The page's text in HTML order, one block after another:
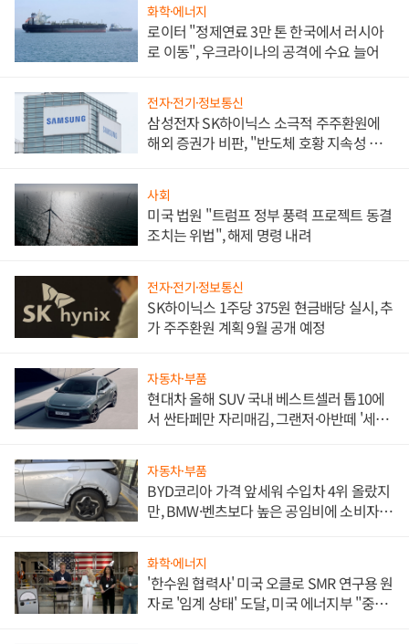
화학·에너지
로이터 "정제연료 3만 톤 한국에서 러시아
로 이동", 우크라이나의 공격에 수요 늘어
전자·전기·정보통신
삼성전자 SK하이닉스 소극적 주주환원에
해외 증권가 비판, "반도체 호황 지속성 의
사회
미국 법원 "트럼프 정부 풍력 프로젝트 동결
조치는 위법", 해제 명령 내려
전자·전기·정보통신
SK하이닉스 1주당 375원 현금배당 실시, 추
가 주주환원 계획 9월 공개 예정
자동차·부품
현대차 올해 SUV 국내 베스트셀러 톱10에
서 싼타페만 자리매김, 그랜저·아반떼 '세단
자동차·부품
BYD코리아 가격 앞세워 수입차 4위 올랐지
만, BMW·벤츠보다 높은 공임비에 소비자
화학·에너지
'한수원 협력사' 미국 오클로 SMR 연구용 원
자로 '임계 상태' 도달, 미국 에너지부 "중요